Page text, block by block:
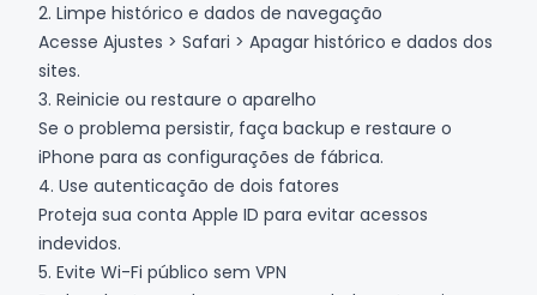
2. Limpe histórico e dados de navegação
Acesse Ajustes > Safari > Apagar histórico e dados dos
sites.
3. Reinicie ou restaure o aparelho
Se o problema persistir, faça backup e restaure o
iPhone para as configurações de fábrica.
4. Use autenticação de dois fatores
Proteja sua conta Apple ID para evitar acessos
indevidos.
5. Evite Wi-Fi público sem VPN